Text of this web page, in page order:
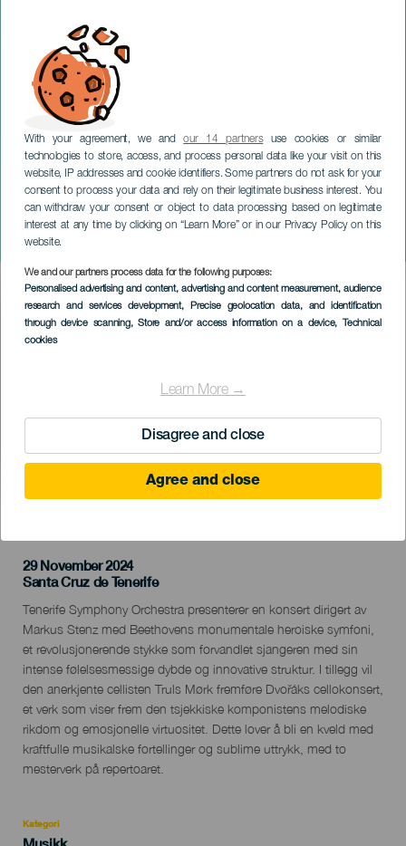
With your agreement, we andour 14 partnersuse cookies or similar
technologies to store, access, and process personal data like your visit on this
website, IP addresses and cookie identifiers. Some partners do not ask for your
consent to process your data and rely on their legitimate business interest. You
can withdraw your consent or object to data processing based on legitimate
interest at any time by clicking on “Learn More” or in our Privacy Policy on this
website.
We and our partners process data for the following purposes:
Personalised advertising and content, advertising and content measurement, audience
research and services development, Precise geolocation data, and identification
through device scanning, Store and/or access information on a device, Technical
cookies
Learn More →
Disagree and close
Agree and close
Heroica
TENERIFE
Imagen
Listado
29 November 2024
Localidad
Santa Cruz de Tenerife
Descripción
del
evento
Tenerife Symphony Orchestra presenterer en konsert dirigert av
Markus Stenz med Beethovens monumentale heroiske symfoni,
et revolusjonerende stykke som forvandlet sjangeren med sin
intense følelsesmessige dybde og innovative struktur. I tillegg vil
den anerkjente cellisten Truls Mørk fremføre Dvořáks cellokonsert,
et verk som viser frem den tsjekkiske komponistens melodiske
rikdom og emosjonelle virtuositet. Dette lover å bli en kveld med
kraftfulle musikalske fortellinger og sublime uttrykk, med to
mesterverk på repertoaret.
Kategori
Categoría